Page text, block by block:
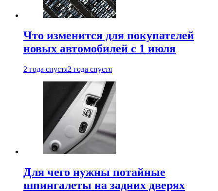
Что изменится для покупателей
новых автомобилей с 1 июля
2 года спустя2 года спустя
Для чего нужны потайные
шпингалеты на задних дверях